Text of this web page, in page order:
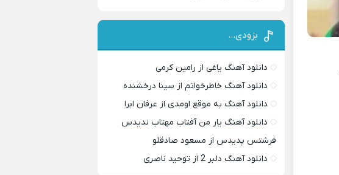
بزودی…
دانلود آهنگ یاغی از رامین کرمی
دانلود آهنگ خاطرخواتم از سینا درخشنده
دانلود آهنگ به موقع اومدی از عرفان ابرا
دانلود آهنگ یار من آفتاب مهتاب ندیدس
فرشتس پدیدس از مسعود صادقلو
دانلود آهنگ دلبر 2 از توحید ناصری